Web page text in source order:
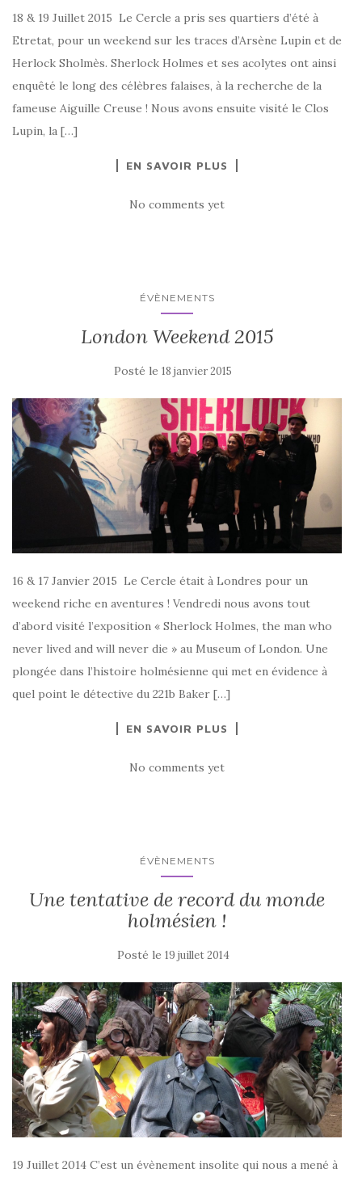
18 & 19 Juillet 2015 Le Cercle a pris ses quartiers d’été à
Etretat, pour un weekend sur les traces d’Arsène Lupin et de
Herlock Sholmès. Sherlock Holmes et ses acolytes ont ainsi
enquêté le long des célèbres falaises, à la recherche de la
fameuse Aiguille Creuse ! Nous avons ensuite visité le Clos
Lupin, la […]
EN SAVOIR PLUS
No comments yet
ÉVÈNEMENTS
London Weekend 2015
Posté le 18 janvier 2015
16 & 17 Janvier 2015 Le Cercle était à Londres pour un
weekend riche en aventures ! Vendredi nous avons tout
d’abord visité l’exposition « Sherlock Holmes, the man who
never lived and will never die » au Museum of London. Une
plongée dans l’histoire holmésienne qui met en évidence à
quel point le détective du 221b Baker […]
EN SAVOIR PLUS
No comments yet
ÉVÈNEMENTS
Une tentative de record du monde
holmésien !
Posté le 19 juillet 2014
19 Juillet 2014 C’est un évènement insolite qui nous a mené à